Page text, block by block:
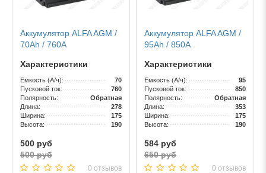
Аккумулятор ALFA AGM /
70Ah / 760А
Характеристики
Емкость (А/ч):
70
Пусковой ток:
760
Полярность:
Обратная
Длина:
278
Ширина:
175
Высота:
190
500 руб
500 руб
0 отзывов
Аккумулятор ALFA AGM /
95Ah / 850А
Характеристики
Емкость (А/ч):
95
Пусковой ток:
850
Полярность:
Обратная
Длина:
353
Ширина:
175
Высота:
190
584 руб
650 руб
0 отзывов